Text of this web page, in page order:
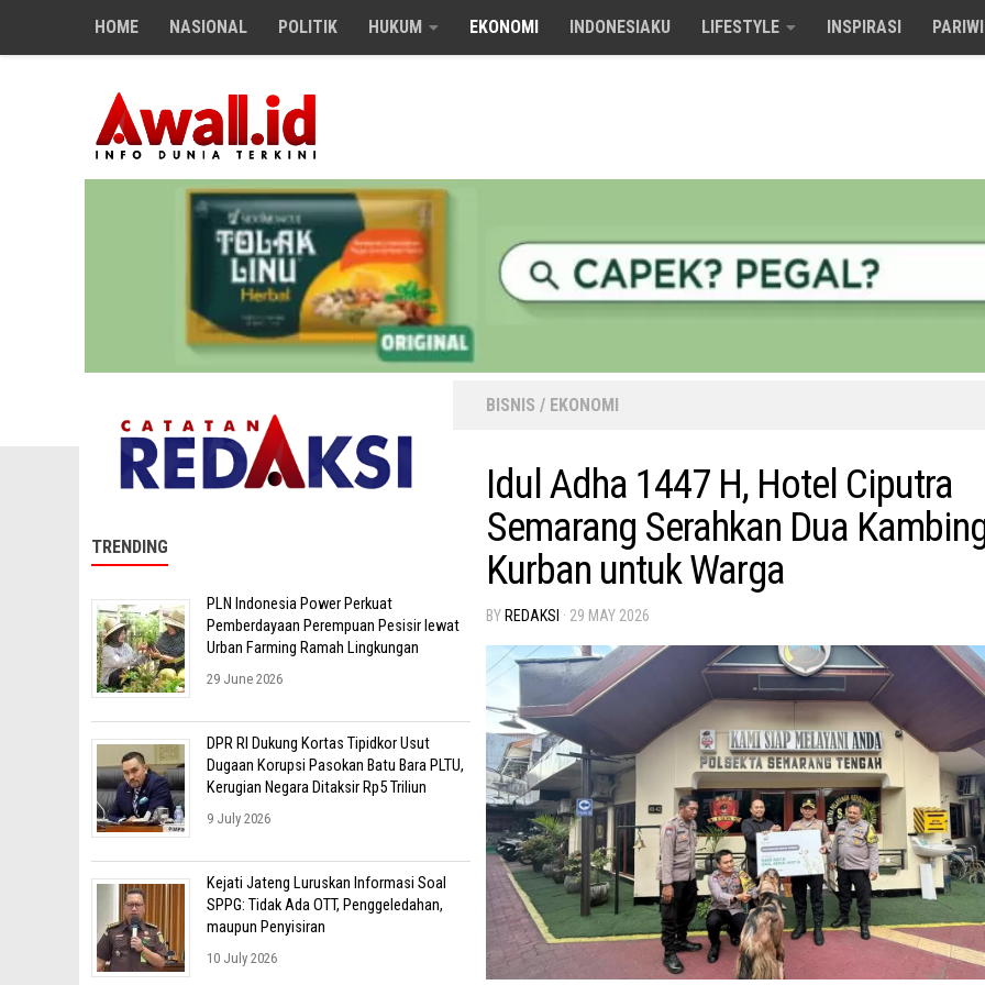
Skip to content
HOME NASIONAL POLITIK HUKUM EKONOMI INDONESIAKU LIFESTYLE INSPIRASI
BISNIS / EKONOMI
Idul Adha 1447 H, Hotel Ciputra
Semarang Serahkan Dua
Kurban untuk Warga
BY REDAKSI · 29 MAY 2026
TRENDING
PLN Indonesia Power Perkuat
Pemberdayaan Perempuan Pesisir lewat
Urban Farming Ramah Lingkungan
29 June 2026
DPR RI Dukung Kortas Tipidkor Usut
Dugaan Korupsi Pasokan Batu Bara PLTU,
Kerugian Negara Ditaksir Rp5 Triliun
9 July 2026
Kejati Jateng Luruskan Informasi Soal
SPPG: Tidak Ada OTT, Penggeledahan,
maupun Penyisiran
10 July 2026